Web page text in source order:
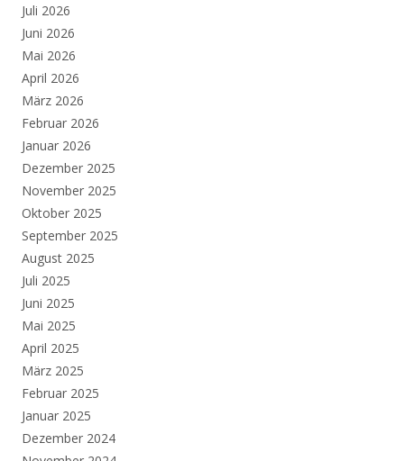
Juli 2026
Juni 2026
Mai 2026
April 2026
März 2026
Februar 2026
Januar 2026
Dezember 2025
November 2025
Oktober 2025
September 2025
August 2025
Juli 2025
Juni 2025
Mai 2025
April 2025
März 2025
Februar 2025
Januar 2025
Dezember 2024